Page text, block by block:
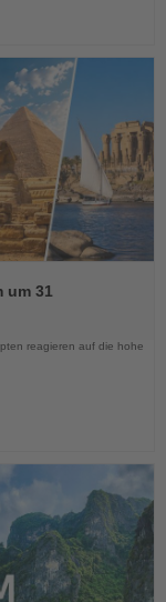
um 31
reagieren auf die hohe